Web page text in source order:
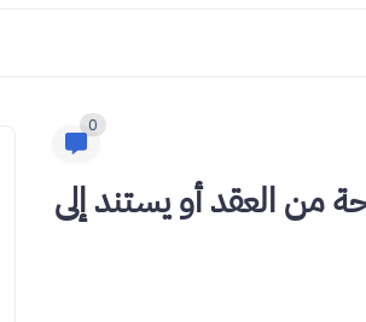
0
من العقد أو يستند إلى